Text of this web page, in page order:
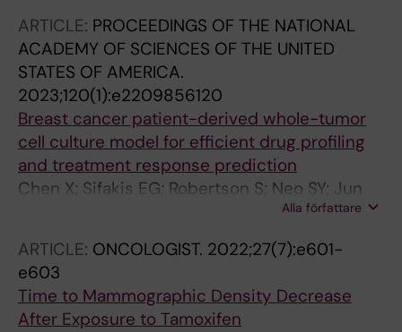
ARTICLE: PROCEEDINGS OF THE NATIONAL
ACADEMY OF SCIENCES OF THE UNITED
STATES OF AMERICA.
2023;120(1):e2209856120
Breast cancer patient-derived whole-tumor
cell culture model for efficient drug profiling
and treatment response prediction
Chen X; Sifakis EG; Robertson S; Neo SY; Jun
S-H; Tong L; Min ATH; Lovrot J; Hellgren R;
Margolin S; Bergh J; Foukakis T; Lagergren J;
Lundqvist A; Ma R; Hartman J
Alla författare
ARTICLE: ONCOLOGIST. 2022;27(7):e601-
e603
Time to Mammographic Density Decrease
After Exposure to Tamoxifen